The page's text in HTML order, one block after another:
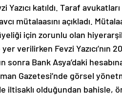
Yazıcı katıldı. Taraf
mütalaasını açıkladı.
için zorunlu olan
verilirken Fevzi Yazıcı’nın
sonra Bank Asya’daki
Gazetesi’nde görsel
iltisaklı olduğundan bahisle,